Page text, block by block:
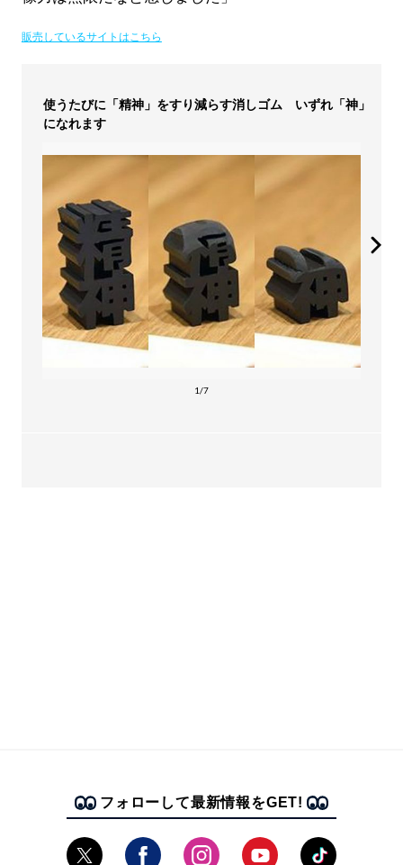
販売しているサイトはこちら
使うたびに「精神」をすり減らす消しゴム いずれ「神」
になれます
1/7
フォローして最新情報をGET!